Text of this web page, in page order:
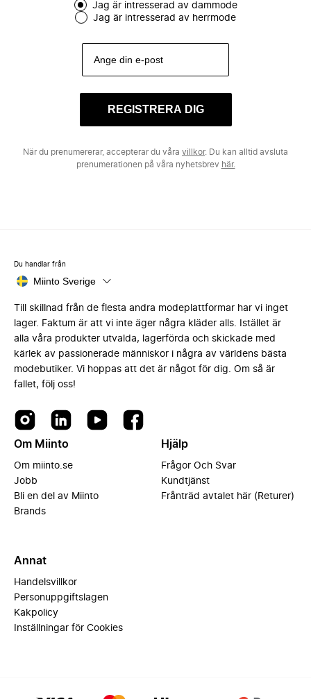
Jag är intresserad av dammode
Jag är intresserad av herrmode
REGISTRERA DIG
När du prenumererar, accepterar du våra villkor. Du kan alltid avsluta
prenumerationen på våra nyhetsbrev här.
Du handlar från
Miinto Sverige
Till skillnad från de flesta andra modeplattformar har vi inget
lager. Faktum är att vi inte äger några kläder alls. Istället är
alla våra produkter utvalda, lagerförda och skickade med
kärlek av passionerade människor i några av världens bästa
modebutiker. Vi hoppas att det är något för dig. Om så är
fallet, följ oss!
Om Miinto
Om miinto.se
Jobb
Bli en del av Miinto
Brands
Hjälp
Frågor Och Svar
Kundtjänst
Frånträd avtalet här (Returer)
Annat
Handelsvillkor
Personuppgiftslagen
Kakpolicy
Inställningar för Cookies